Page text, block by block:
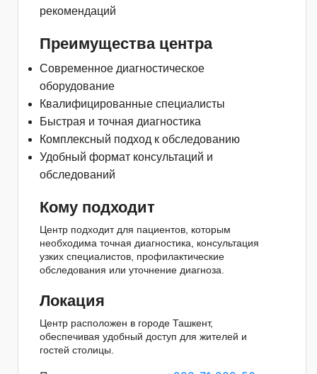
рекомендаций
Преимущества центра
Современное диагностическое
оборудование
Квалифицированные специалисты
Быстрая и точная диагностика
Комплексный подход к обследованию
Удобный формат консультаций и
обследований
Кому подходит
Центр подходит для пациентов, которым
необходима точная диагностика, консультация
узких специалистов, профилактические
обследования или уточнение диагноза.
Локация
Центр расположен в городе Ташкент,
обеспечивая удобный доступ для жителей и
гостей столицы.